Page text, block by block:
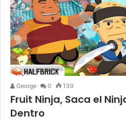
George 0 139
Fruit Ninja, Saca el
Dentro